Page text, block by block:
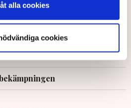
alla cookies
cookies
straffbart för
2026 |